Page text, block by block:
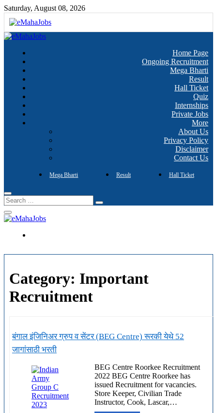
Skip
content
Saturday, August 08, 2026
eMahaJobs
Every Job Matters!!!
Home Page
Ongoing Recruitment
Mega Bharti
Result
Hall Ticket
Quiz
Internships
Private Jobs
More
About Us
Privacy Policy
Disclaimer
Contact Us
Mega Bharti Result Hall Ticket
Search
…
Category: Important
Recruitment
बंगाल इंजिनिअर ग्रुप व सेंटर (BEG Centre) रूरकी येथे 52
जागांसाठी भरती
BEG Centre Roorkee Recruitment
2022 BEG Centre Roorkee has
issued Recruitment for vacancies.
Store Keeper, Civilian Trade
Instructor, Cook, Lascar,…